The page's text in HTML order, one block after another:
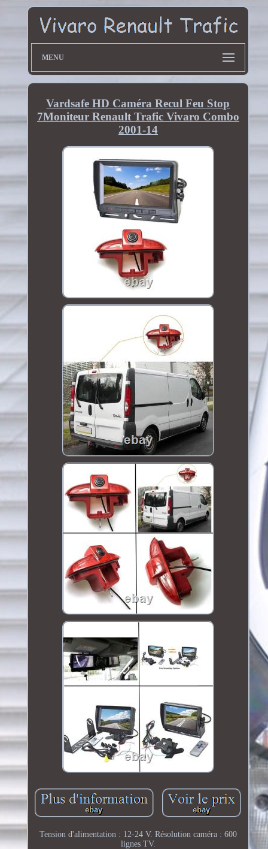
MENU
Vardsafe HD Caméra Recul Feu Stop
7Moniteur Renault Trafic Vivaro Combo
2001-14
Tension d'alimentation : 12-24 V. Résolution caméra : 600
lignes TV.